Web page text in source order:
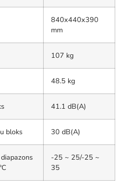
840x440x390
mm
107 kg
48.5 kg
41.1 dB(A)
bloks 30 dB(A)
-25 ~ 25/-25 ~
35